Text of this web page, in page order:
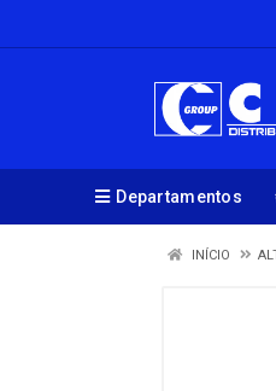
Departamentos
INÍCIO